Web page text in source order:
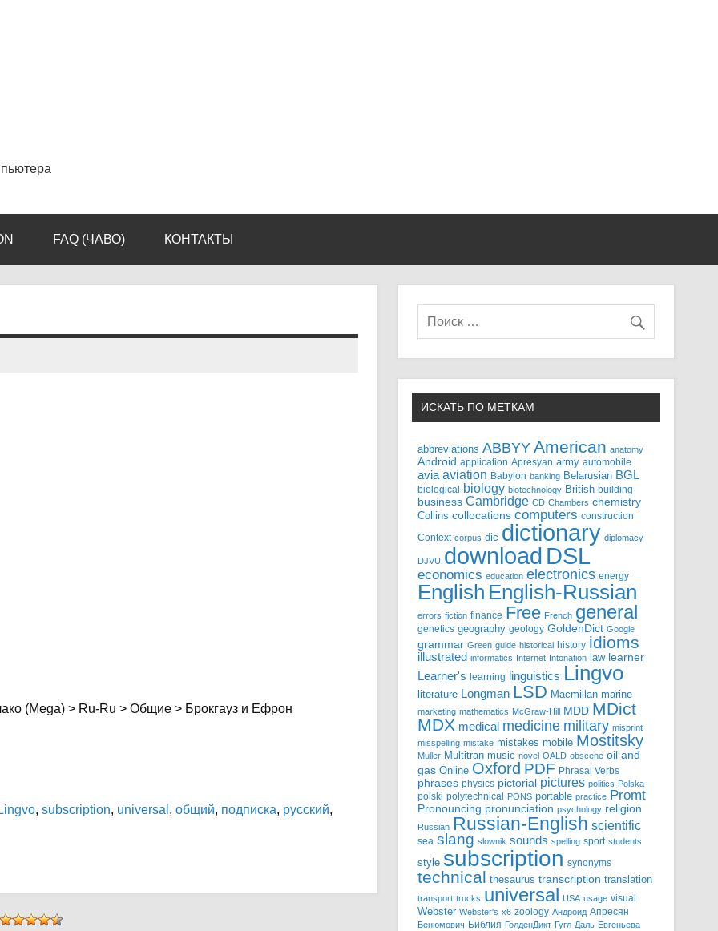
FAQ (ЧАВО) КОНТАКТЫ
(Mega) > Ru-Ru > Общие > Брокгауз и Ефрон
, subscription, universal , общий, подписка, русский,
ИСКАТЬ ПО МЕТКАМ
abbreviations ABBYY American anatomy
Android application Apresyan army automobile
avia aviation Babylon banking Belarusian BGL
biological biology biotechnology British building
business Cambridge CD Chambers chemistry
Collins collocations computers construction
Context corpus dic dictionary diplomacy
DJVU download DSL
economics education electronics energy
English English-Russian
errors fiction finance Free French general
genetics geography geology GoldenDict Google
grammar Green guide historical history idioms
illustrated informatics Internet Intonation law learner
Learner's learning linguistics Lingvo
literature Longman LSD Macmillan marine
marketing mathematics McGraw-Hill MDD MDict
MDX medical medicine military misprint
misspelling mistake mistakes mobile Mostitsky
Muller Multitran music novel OALD obscene oil and
gas Online Oxford PDF Phrasal Verbs
phrases physics pictorial pictures politics Polska
polski polytechnical PONS portable practice Promt
Pronouncing pronunciation psychology religion
Russian Russian-English scientific
sea slang slownik sounds spelling sport students
style subscription synonyms
technical thesaurus transcription translation
transport trucks universal USA usage visual
Webster Webster's x6 zoology Андроид Апресян
Бенюмович Библия ГолденДикт Гугл Даль Евгеньева